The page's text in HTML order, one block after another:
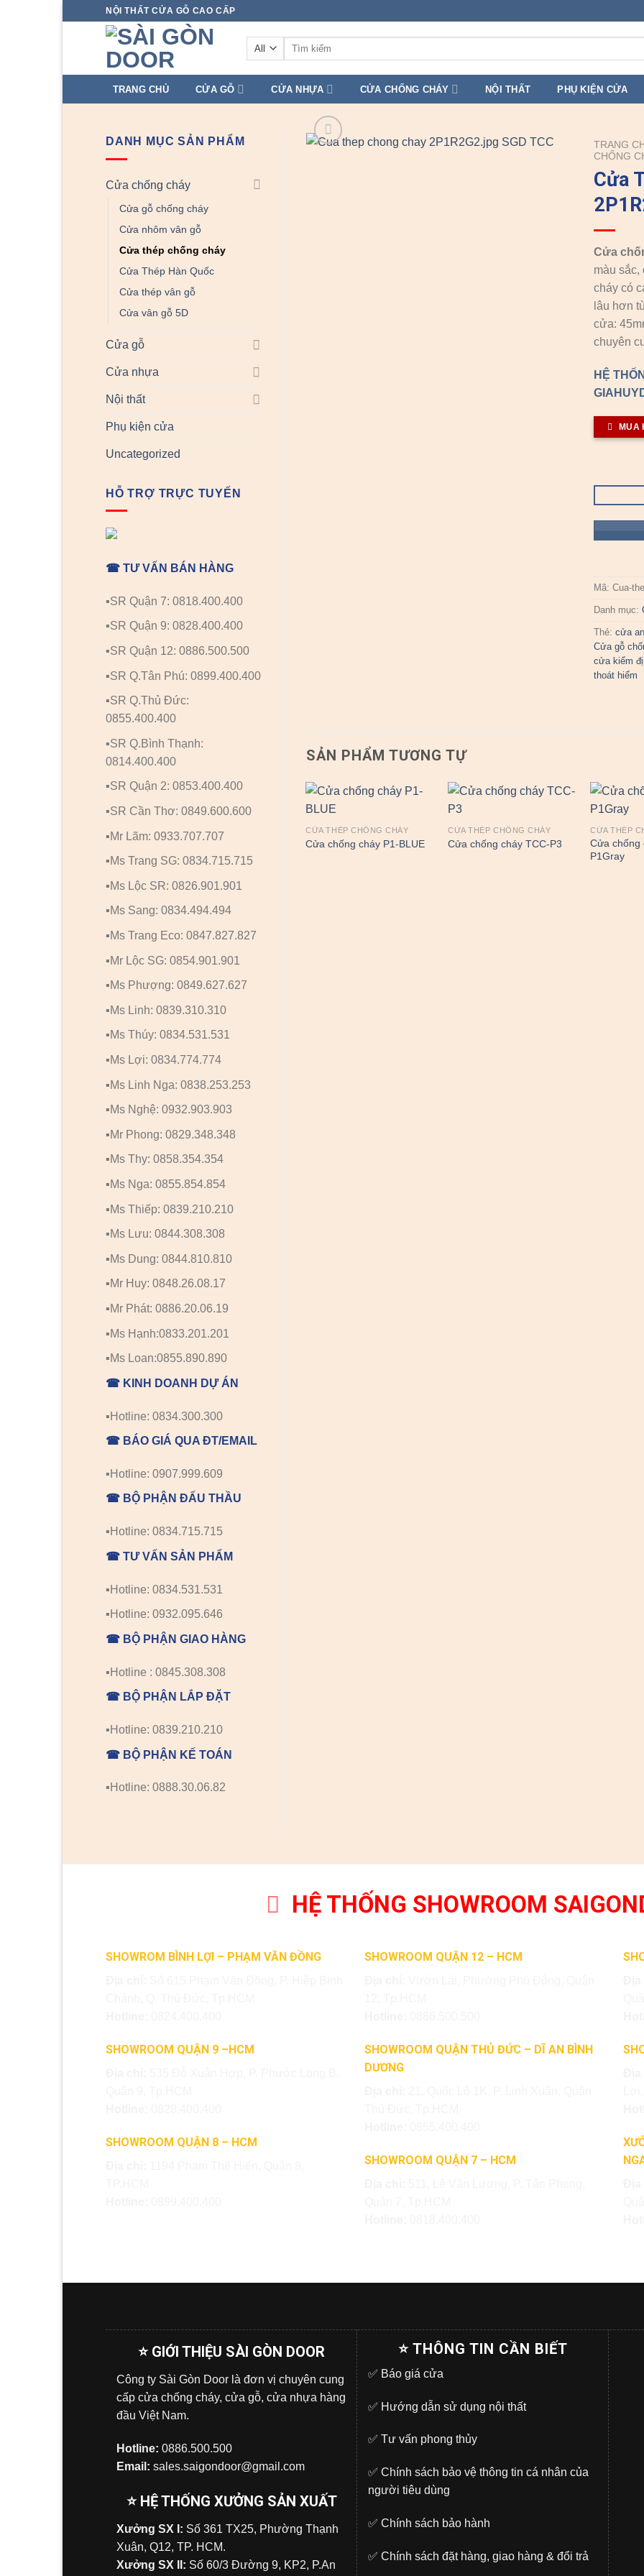
NỘI THẤT CỬA GỖ CAO CẤP
Tìm
TRANG CHỦ CỬA GỖ CỬA NHỰA CỬA CHỐNG CHÁY NỘI THẤT PHỤ KIỆN CỬA
DANH MỤC SẢN PHẨM
Cửa chống cháy
Cửa gỗ chống cháy
Cửa nhôm vân gỗ
Cửa thép chống cháy
Cửa Thép Hàn Quốc
Cửa thép vân gỗ
Cửa vân gỗ 5D
Cửa gỗ
Cửa nhựa
Nội thất
Phụ kiện cửa
Uncategorized
HỖ TRỢ TRỰC TUYẾN
☎ TƯ VẤN BÁN HÀNG
▪️SR Quận 7: 0818.400.400
▪️SR Quận 9: 0828.400.400
▪️SR Quận 12: 0886.500.500
▪️SR Q.Tân Phú: 0899.400.400
▪️SR Q.Thủ Đức:
0855.400.400
▪️SR Q.Bình Thạnh:
0814.400.400
▪️SR Quận 2: 0853.400.400
▪️SR Cần Thơ: 0849.600.600
▪️Mr Lãm: 0933.707.707
▪️Ms Trang SG: 0834.715.715
▪️Ms Lộc SR: 0826.901.901
▪️Ms Sang: 0834.494.494
▪️Ms Trang Eco: 0847.827.827
▪️Mr Lộc SG: 0854.901.901
▪️Ms Phượng: 0849.627.627
▪️Ms Linh: 0839.310.310
▪️Ms Thúy: 0834.531.531
▪️Ms Lợi: 0834.774.774
▪️Ms Linh Nga: 0838.253.253
▪️Ms Nghệ: 0932.903.903
▪️Mr Phong: 0829.348.348
▪️Ms Thy: 0858.354.354
▪️Ms Nga: 0855.854.854
▪️Ms Thiếp: 0839.210.210
▪️Ms Lưu: 0844.308.308
▪️Ms Dung: 0844.810.810
▪️Mr Huy: 0848.26.08.17
▪️Mr Phát: 0886.20.06.19
▪️Ms Hạnh:0833.201.201
▪️Ms Loan:0855.890.890
☎ KINH DOANH DỰ ÁN
▪️Hotline: 0834.300.300
☎ BÁO GIÁ QUA ĐT/EMAIL
▪️Hotline: 0907.999.609
☎ BỘ PHẬN ĐẤU THẦU
▪️Hotline: 0834.715.715
☎ TƯ VẤN SẢN PHẨM
▪️Hotline: 0834.531.531
▪️Hotline: 0932.095.646
☎ BỘ PHẬN GIAO HÀNG
▪️Hotline : 0845.308.308
☎ BỘ PHẬN LẮP ĐẶT
▪️Hotline: 0839.210.210
☎ BỘ PHẬN KẾ TOÁN
▪️Hotline: 0888.30.06.82
TRANG
CHỐNG
Cửa
Cửa
màu sắc,
cháy có
lâu hơn
cửa:
chuyên
HỆ
MUA
Mã:Cua-
Danh mục:
Thẻ:cửa
Cửa gỗ
cửa kiểm
thoát hiểm
SẢN PHẨM TƯƠNG TỰ
CỬA THÉP CHỐNG CHÁY
Cửa chống cháy P1-BLUE
CỬA THÉP CHỐNG CHÁY
Cửa chống cháy TCC-P3
CỬA THÉP
Cửa chống
P1Gray
CỬA THÉP CHỐNG CHÁY
Cửa chống cháy TCC-P1G1
CỬA THÉP CHỐNG CHÁY
Cửa chống cháy TCC CC
Kèm tay hơi
HỆ THỐNG SHOWROOM
SHOWROM BÌNH LỢI – PHẠM VĂN ĐỒNG
SHOWROOM QUẬN 9 –HCM
SHOWROOM QUẬN 8 – HCM
SHOWROOM QUẬN 12 – HCM
SHOWROOM QUẬN THỦ ĐỨC – DĨ AN BÌNH
DƯƠNG
SHOWROOM QUẬN 7 – HCM
⭐ GIỚI THIỆU SÀI GÒN DOOR
Công ty Sài Gòn Door là đơn vị chuyên cung
cấp cửa chống cháy, cửa gỗ, cửa nhựa hàng
đầu Việt Nam.
Hotline: 0886.500.500
Email: sales.saigondoor@gmail.com
⭐ HỆ THỐNG XƯỞNG SẢN XUẤT
Xưởng SX I: Số 361 TX25, Phường Thạnh
Xuân, Q12, TP. HCM.
Xưởng SX II: Số 60/3 Đường 9, KP2, P.An
⭐ THÔNG TIN CẦN BIẾT
✅ Báo giá cửa
✅ Hướng dẫn sử dụng nội thất
✅ Tư vấn phong thủy
✅ Chính sách bảo vệ thông tin cá nhân của
người tiêu dùng
✅ Chính sách bảo hành
✅ Chính sách đặt hàng, giao hàng & đổi trả